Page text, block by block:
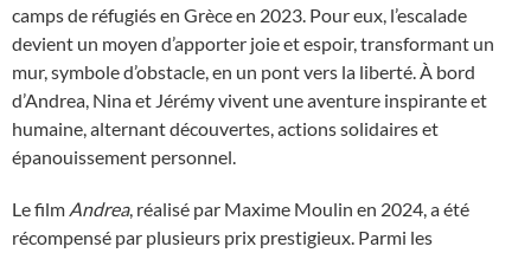
camps de réfugiés en Grèce en 2023. Pour eux, l’escalade
devient un moyen d’apporter joie et espoir, transformant un
mur, symbole d’obstacle, en un pont vers la liberté. À bord
d’Andrea, Nina et Jérémy vivent une aventure inspirante et
humaine, alternant découvertes, actions solidaires et
épanouissement personnel.
Le film Andrea, réalisé par Maxime Moulin en 2024, a été
récompensé par plusieurs prix prestigieux. Parmi les